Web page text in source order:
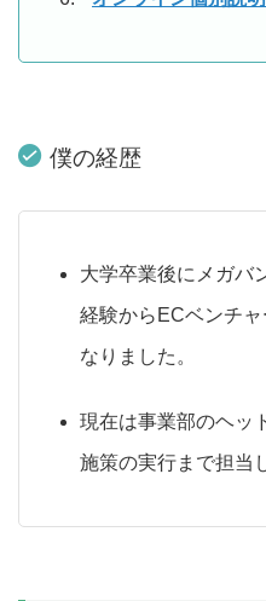
僕の経歴
大学卒業後にメガバ
経験からECベンチ
なりました。
現在は事業部のヘッ
施策の実行まで担当